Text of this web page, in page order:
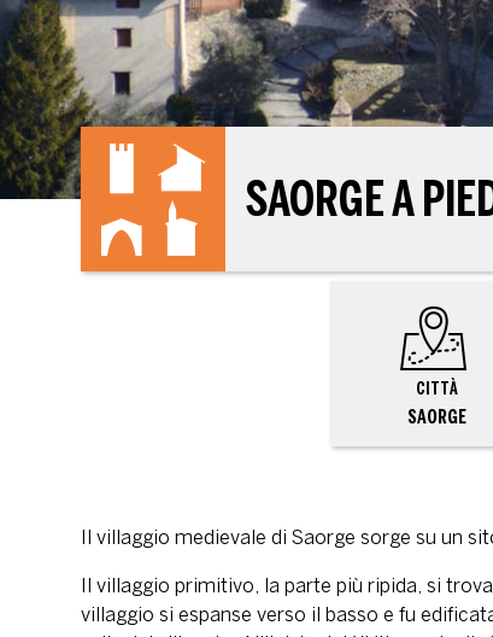
SAORGE A
CITTÀ
SAORGE
Il villaggio medievale di Saorge sorge su un
Il villaggio primitivo, la parte più ripida, si
villaggio si espanse verso il basso e fu